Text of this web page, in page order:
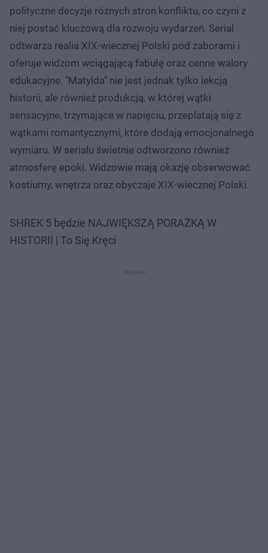
polityczne decyzje różnych stron konfliktu, co czyni z
niej postać kluczową dla rozwoju wydarzeń. Serial
odtwarza realia XIX-wiecznej Polski pod zaborami i
oferuje widzom wciągającą fabułę oraz cenne walory
edukacyjne. "Matylda" nie jest jednak tylko lekcją
historii, ale również produkcją, w której wątki
sensacyjne, trzymające w napięciu, przeplatają się z
wątkami romantycznymi, które dodają emocjonalnego
wymiaru. W serialu świetnie odtworzono również
atmosferę epoki. Widzowie mają okazję obserwować
kostiumy, wnętrza oraz obyczaje XIX-wiecznej Polski.
SHREK 5 będzie NAJWIĘKSZĄ PORAŻKĄ W
HISTORII | To Się Kręci